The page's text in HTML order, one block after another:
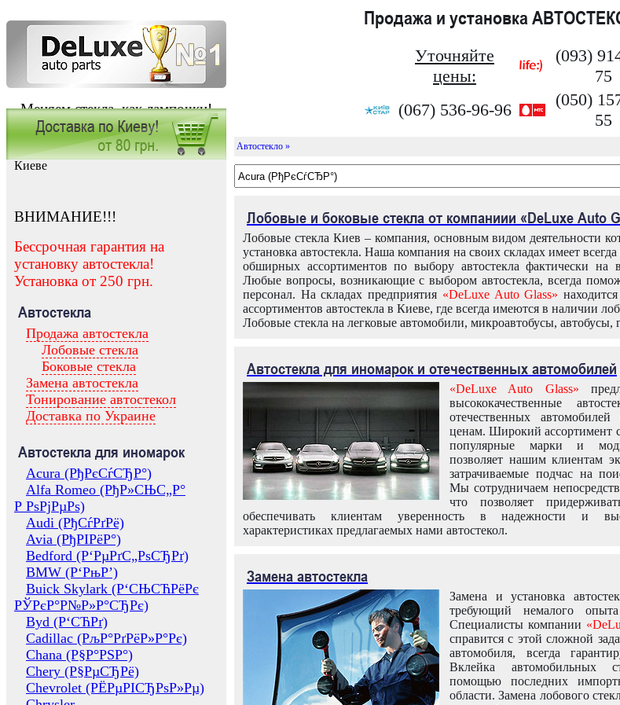
Меняем стекла, как лампочки!
Продажа и установка
Уточняйте
цены:
(093)
75
(067) 536-96-96
(050)
55
Заказать установку автостекла в
Киеве
ВНИМАНИЕ!!!
Бессрочная гарантия на
установку автостекла!
Установка от 250 грн.
Автостекла
Продажа автостекла
Лобовые стекла
Боковые стекла
Замена автостекла
Тонирование автостекол
Доставка по Украине
Автостекла для иномарок
Acura (РђРєСѓСЂР°)
Alfa Romeo (РђР»СЊС„Р°
Р РѕРјРµРѕ)
Audi (РђСѓРґРё)
Avia (РђРІРёР°)
Bedford (Р‘РµРґС„РѕСЂРґ)
BMW (Р‘РњР’)
Buick Skylark (Р‘СЊСЋРёРє
РЎРєР°Р№Р»Р°СЂРє)
Byd (Р‘СЋРґ)
Cadillac (РљР°РґРёР»Р°Рє)
Chana (Р§Р°РЅР°)
Chery (Р§РµСЂРё)
Chevrolet (РЁРµРІСЂРѕР»Рµ)
Автостекло »
Лобовые и боковые стекла от компаниии «DeLuxe Auto
Лобовые стекла Киев – компания, основным видом деятельности
установка автостекла. Наша компания на своих складах имеет
обширных ассортиментов по выбору автостекла фактически на
Любые вопросы, возникающие с выбором автостекла, всегда
персонал. На складах предприятия «DeLuxe Auto Glass»
ассортиментов автостекла в Киеве, где всегда имеются в наличии
Лобовые стекла на легковые автомобили, микроавтобусы, автобусы,
Автостекла для иномарок и отечественных автомобилей
«DeLuxe Auto Glass»
высококачественные
отечественных
ценам. Широкий ассортимент
популярные марки и
позволяет нашим клиентам
затрачиваемые подчас на
Мы сотрудничаем
что позволяет
обеспечивать клиентам уверенность в надежности и
характеристиках предлагаемых нами автостекол.
Замена автостекла
Замена и установка
требующий немалого
Специалисты компании
справится с этой сложной
автомобиля, всегда
Вклейка автомобильных
помощью последних
области. Замена лобового